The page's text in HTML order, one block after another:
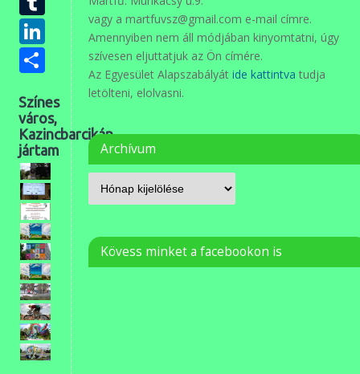
LinkedIn
Ossza
meg
Színes
város,
Kazincbarcikán
jártam
vagy a martfuvsz@gmail.com e-mail címre.
Amennyiben nem áll módjában kinyomtatni, úgy
szívesen eljuttatjuk az Ön címére.
Az Egyesület Alapszabályát ide kattintva tudja
letölteni, elolvasni.
Archívum
Kövess minket a facebookon is